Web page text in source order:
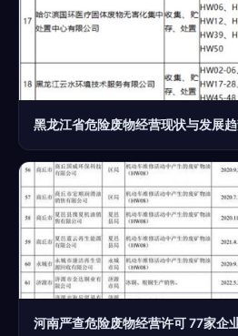
黑龙江省危险废物经营现状与发展